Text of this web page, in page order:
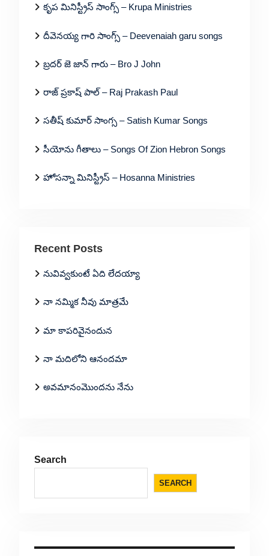
కృప మినిస్ట్రీస్ సాంగ్స్ – Krupa Ministries
దీవెనయ్య గారి సాంగ్స్ – Deevenaiah garu songs
బ్రదర్ జె జాన్ గారు – Bro J John
రాజ్ ప్రకాష్ పాల్ – Raj Prakash Paul
సతీష్ కుమార్ సాంగ్స – Satish Kumar Songs
సీయోను గీతాలు – Songs Of Zion Hebron Songs
హోసన్నా మినిస్ట్రీస్ – Hosanna Ministries
Recent Posts
నువివ్వకుంటే ఏది లేదయ్యా
నా నమ్మిక నీవు మాత్రమే
మా కాపరివైనందున
నా మదిలోని ఆనందమా
అవమానంమొందను నేను
Search
SEARCH